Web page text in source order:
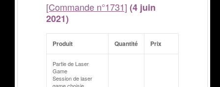
[Commande n°1731] (4 juin
2021)
Produit Quantité Prix
Partie de Laser
Game
Session de laser